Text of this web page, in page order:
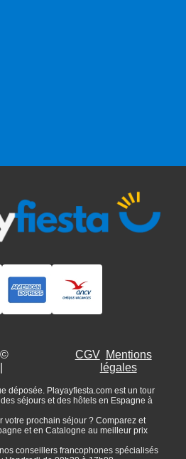
©
CGV
Mentions
légales
déposée. Playayfiesta.com est un tour
séjours et des hôtels en Espagne à
votre prochain séjour ? Comparez et
et en Catalogne au meilleur prix
conseillers francophones spécialisés